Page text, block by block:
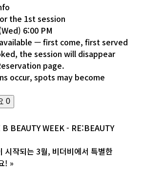
the 1st session
6:00 PM
— first come, first served
the session will disappear
page.
occur, spots may become
0
BEAUTY WEEK - RE:BEAUTY
작되는 3월, 비더비에서 특별한
! »